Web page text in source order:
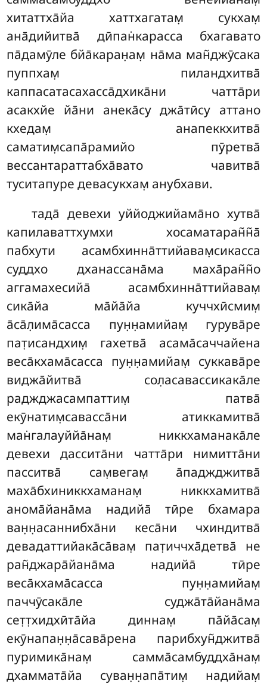
хитаттха̄йа хаттхагатам̣ сукхам̣
ана̄дийитва̄ дӣпан̇карасса бхагавато
па̄дамӯле бйа̄каран̣ам̣ на̄ма ман̃джӯсака
пуппхам̣ пиландхитва̄
каппасатасахасса̄дхика̄ни чатта̄ри
асакхйе йа̄ни анека̄су джа̄тӣсу аттано
кхедам̣ анапеккхитва̄
саматим̣сапа̄рамийо пӯретва̄
вессантараттабха̄вато чавитва̄
туситапуре девасукхам̣ анубхави.
тада̄ девехи уййоджийама̄но хутва̄
капилаваттхумхи хосаматаран̃н̃а̄
пабхути асамбхинна̄ттийавам̣сикасса
суддхо дханассана̄ма маха̄ран̃н̃о
аггамахесийа̄ асамбхинна̄ттийавам̣
сика̄йа ма̄йа̄йа куччхӣсмим̣
а̄са̄л̣има̄сасса пун̣н̣амийам̣ гурува̄ре
пат̣исандхим̣ гахетва̄ асама̄саччайена
веса̄кхама̄сасса пун̣н̣амийам̣ суккава̄ре
виджа̄йитва̄ сол̣асавассикака̄ле
раджджасампаттим̣ патва̄
екӯнатим̣савасса̄ни атиккамитва̄
ман̇галауййа̄нам̣ никкхаманака̄ле
девехи дассита̄ни чатта̄ри нимитта̄ни
пасситва̄ сам̣вегам̣ а̄паджджитва̄
маха̄бхиниккхаманам̣ никкхамитва̄
анома̄йана̄ма надийа̄ тӣре бхамара
ван̣н̣асаннибха̄ни кеса̄ни чхиндитва̄
девадаттийака̄са̄вам̣ пат̣иччха̄детва̄ не
ран̃джара̄йана̄ма надийа̄ тӣре
веса̄кхама̄сасса пун̣н̣амийам̣
паччӯсака̄ле суджа̄та̄йана̄ма
сет̣т̣хидхӣта̄йа диннам̣ па̄йа̄сам̣
екӯнапан̣н̣а̄сава̄рена парибхун̃джитва̄
пуримика̄нам̣ самма̄самбуддха̄нам̣
дхаммата̄йа суван̣н̣апа̄тим̣ надийам̣